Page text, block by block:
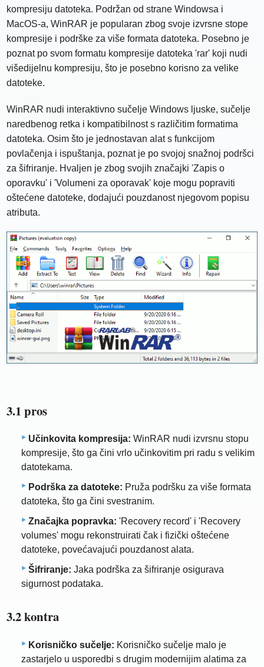
kompresiju datoteka. Podržan od strane Windowsa i
MacOS-a, WinRAR je popularan zbog svoje izvrsne stope
kompresije i podrške za više formata datoteka. Posebno je
poznat po svom formatu kompresije datoteka 'rar' koji nudi
višedijelnu kompresiju, što je posebno korisno za velike
datoteke.
WinRAR nudi interaktivno sučelje Windows ljuske, sučelje
naredbenog retka i kompatibilnost s različitim formatima
datoteka. Osim što je jednostavan alat s funkcijom
povlačenja i ispuštanja, poznat je po svojoj snažnoj podršci
za šifriranje. Hvaljen je zbog svojih značajki 'Zapis o
oporavku' i 'Volumeni za oporavak' koje mogu popraviti
oštećene datoteke, dodajući pouzdanost njegovom popisu
atributa.
3.1 pros
Učinkovita kompresija: WinRAR nudi izvrsnu stopu
kompresije, što ga čini vrlo učinkovitim pri radu s velikim
datotekama.
Podrška za datoteke: Pruža podršku za više formata
datoteka, što ga čini svestranim.
Značajka popravka: 'Recovery record' i 'Recovery
volumes' mogu rekonstruirati čak i fizički oštećene
datoteke, povećavajući pouzdanost alata.
Šifriranje: Jaka podrška za šifriranje osigurava
sigurnost podataka.
3.2 kontra
Korisničko sučelje: Korisničko sučelje malo je
zastarjelo u usporedbi s drugim modernijim alatima za